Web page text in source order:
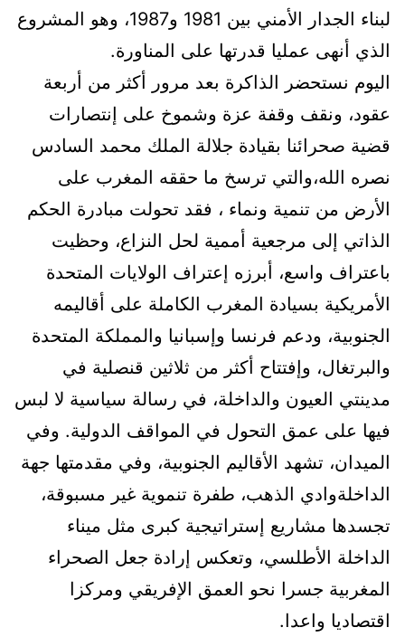
لبناء الجدار الأمني بين 1981 و1987، وهو المشروع
الذي أنهى عمليا قدرتها على المناورة.
اليوم نستحضر الذاكرة بعد مرور أكثر من أربعة
عقود، ونقف وقفة عزة وشموخ على إنتصارات
قضية صحرائنا بقيادة جلالة الملك محمد السادس
نصره الله،والتي ترسخ ما حققه المغرب على
الأرض من تنمية ونماء ، فقد تحولت مبادرة الحكم
الذاتي إلى مرجعية أممية لحل النزاع، وحظيت
باعتراف واسع، أبرزه إعتراف الولايات المتحدة
الأمريكية بسيادة المغرب الكاملة على أقاليمه
الجنوبية، ودعم فرنسا وإسبانيا والمملكة المتحدة
والبرتغال، وإفتتاح أكثر من ثلاثين قنصلية في
مدينتي العيون والداخلة، في رسالة سياسية لا لبس
فيها على عمق التحول في المواقف الدولية. وفي
الميدان، تشهد الأقاليم الجنوبية، وفي مقدمتها جهة
الداخلةوادي الذهب، طفرة تنموية غير مسبوقة،
تجسدها مشاريع إستراتيجية كبرى مثل ميناء
الداخلة الأطلسي، وتعكس إرادة جعل الصحراء
المغربية جسرا نحو العمق الإفريقي ومركزا
اقتصاديا واعدا.